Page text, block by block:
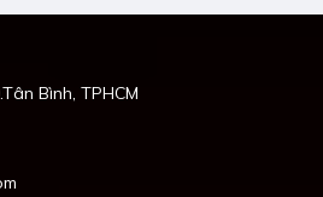
Bình, TPHCM